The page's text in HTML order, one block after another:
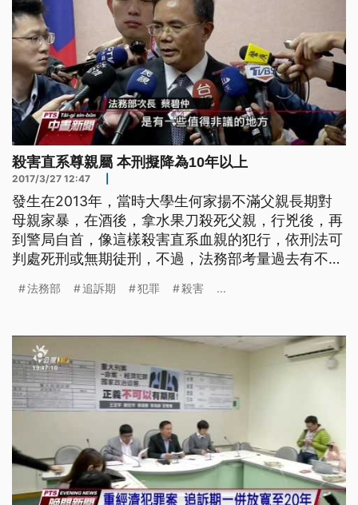
殺害直系尊親屬 本刑擬降為10年以上
2017/3/27 12:47
發生在2013年，當時大學生何家揚不滿父親長期對
母親家暴，在酒後，拿水果刀殺死父親，行兇後，再
到警局自首，像這樣殺害直系血親的犯行，依刑法可
判處死刑或無期徒刑，不過，法務部考量過去有不少
親，決定要修法，將殺害直系血親尊親屬罪的刑度，
==法務部次長 蔡碧仲== 父母親有孝養之責 但事實
上有些父母親
法務部 追訴期 犯罪 殺害 ...